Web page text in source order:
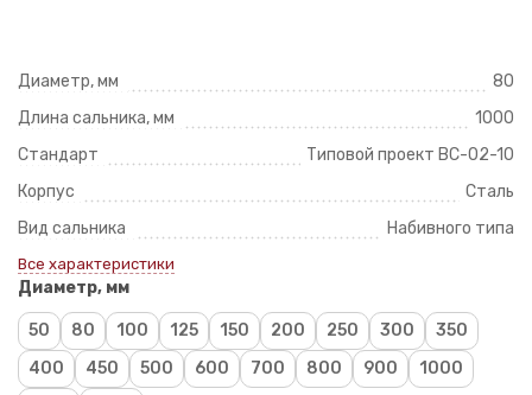
Диаметр, мм
80
Длина сальника, мм
1000
Стандарт
Типовой проект ВС-02-10
Корпус
Сталь
Вид сальника
Набивного типа
Все характеристики
Диаметр, мм
50 80 100 125 150 200 250 300
350
400
450 500 600 700 800 900
1000